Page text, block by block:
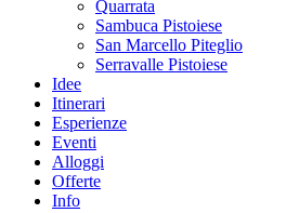
Quarrata
Sambuca Pistoiese
San Marcello Piteglio
Serravalle Pistoiese
Idee
Itinerari
Esperienze
Eventi
Alloggi
Offerte
Info